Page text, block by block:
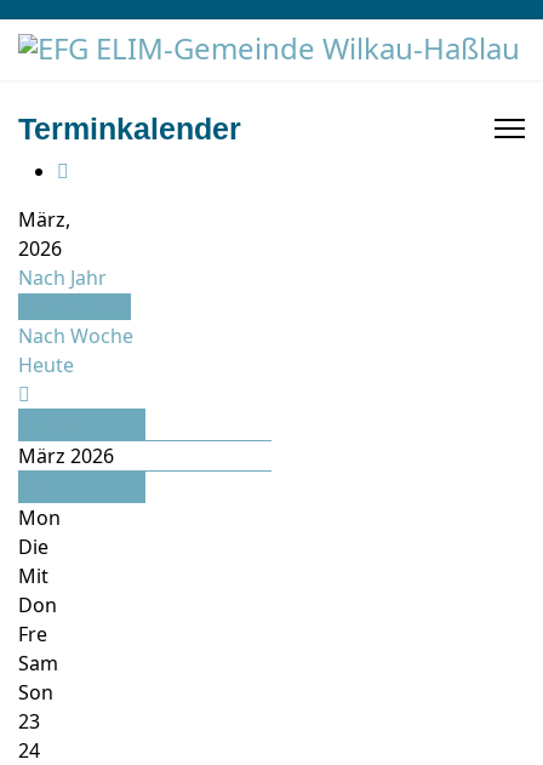
Terminkalender
März,
2026
Nach Jahr
Nach Woche
Heute
März 2026
Mon
Die
Mit
Don
Fre
Sam
Son
23
24